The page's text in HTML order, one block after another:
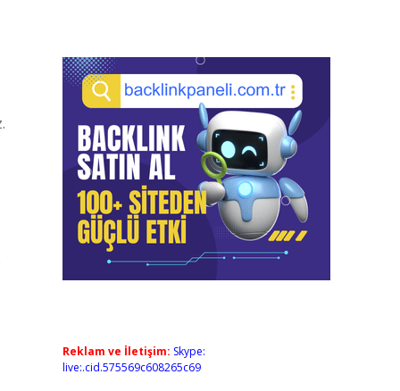
Reklam ve İletişim: Skype:
live:.cid.575569c608265c69